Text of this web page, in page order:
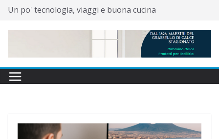
Un po' tecnologia, viaggi e buona cucina